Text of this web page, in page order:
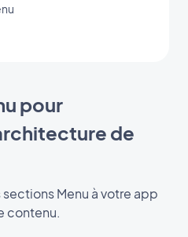
pour
de
Menu à votre app
contenu.